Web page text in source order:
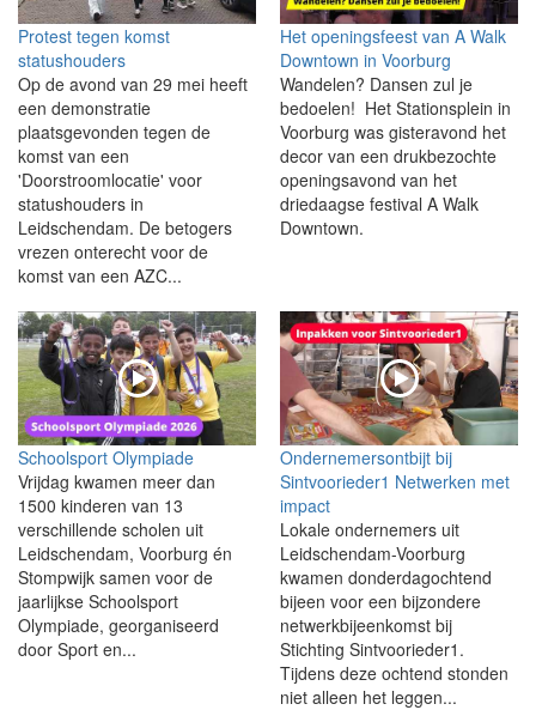
Protest tegen komst
statushouders
Op de avond van 29 mei heeft
een demonstratie
plaatsgevonden tegen de
komst van een
'Doorstroomlocatie' voor
statushouders in
Leidschendam. De betogers
vrezen onterecht voor de
komst van een AZC...
Het openingsfeest van A Walk
Downtown in Voorburg
Wandelen? Dansen zul je
bedoelen! Het Stationsplein in
Voorburg was gisteravond het
decor van een drukbezochte
openingsavond van het
driedaagse festival A Walk
Downtown.
Schoolsport Olympiade
Vrijdag kwamen meer dan
1500 kinderen van 13
verschillende scholen uit
Leidschendam, Voorburg én
Stompwijk samen voor de
jaarlijkse Schoolsport
Olympiade, georganiseerd
door Sport en...
Ondernemersontbijt bij
Sintvoorieder1 Netwerken met
impact
Lokale ondernemers uit
Leidschendam-Voorburg
kwamen donderdagochtend
bijeen voor een bijzondere
netwerkbijeenkomst bij
Stichting Sintvoorieder1.
Tijdens deze ochtend stonden
niet alleen het leggen...